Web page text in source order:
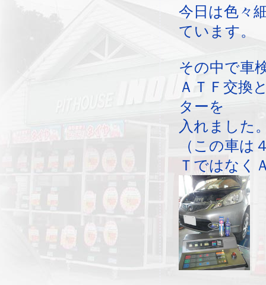
今日は色々
ています。
その中で車
ＡＴＦ交換
ターを
入れました
（この車は
Ｔではなく